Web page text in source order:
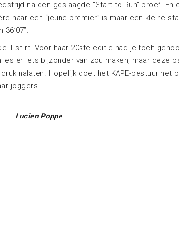
na een geslaagde “Start to Run”-proef. En
naar een “jeune premier” is maar een kleine
T-shirt. Voor haar 20ste editie had je toch
er iets bijzonder van zou maken, maar deze
nalaten. Hopelijk doet het KAPE-bestuur het
joggers.
Lucien Poppe